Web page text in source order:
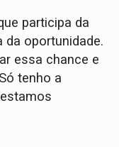
participa da
oportunidade.
essa chance e
tenho a